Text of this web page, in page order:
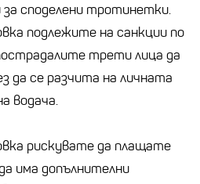
за споделени тротинетки.
подлежите на санкции по
трети лица да
да се разчита на личната
водача.
рискувате да плащате
има допълнителни